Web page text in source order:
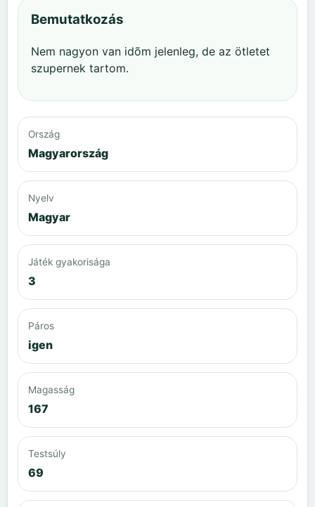
Bemutatkozás
Nem nagyon van idõm jelenleg, de az ötletet
szupernek tartom.
Ország
Magyarország
Nyelv
Magyar
Játék gyakorisága
3
Páros
igen
Magasság
167
Testsúly
69